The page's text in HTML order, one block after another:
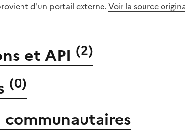
d'un portail externe. Voir la source
et API (2)
(0)
communautaires